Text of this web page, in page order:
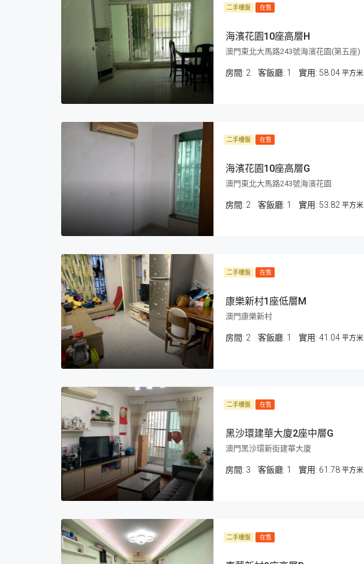
二手樓盤 在售
海濱花園10座高層H
澳門東北大馬路243號海濱花園(第五座)
房間: 2 客飯廳: 1 58.04 平方米
二手樓盤 在售
海濱花園10座高層G
澳門東北大馬路243號海濱花園
房間: 2 客飯廳: 1 53.82 平方米
二手樓盤 在售
康樂新村1座低層M
澳門康樂新村
房間: 2 客飯廳: 1 41.04 平方米
二手樓盤 在售
黑沙環建華大廈2座中層G
澳門黑沙環新街建華大廈
房間: 3 客飯廳: 1 61.78 平方米
二手樓盤 在售